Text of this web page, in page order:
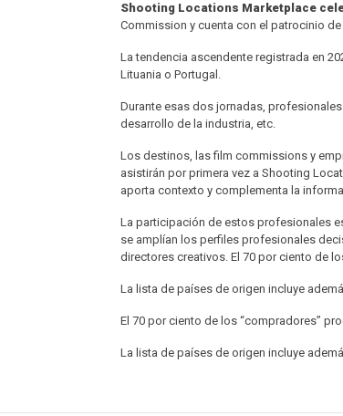
Shooting Locations Marketplace
Commission y cuenta con el patrocinio
La tendencia ascendente registrada en
Lituania o Portugal.
Durante esas dos jornadas,
desarrollo de la industria, etc.
Los destinos, las film commissions y
asistirán por primera vez a Shooting
aporta contexto y complementa la
La participación de estos profesionales
se amplían los perfiles profesionales
directores creativos. El 70 por ciento de
La lista de países de origen incluye
El 70 por ciento de los “compradores”
La lista de países de origen incluye